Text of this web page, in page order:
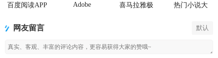
百度阅读APP
Adobe
喜马拉雅极
热门小说大
网友留言 默认